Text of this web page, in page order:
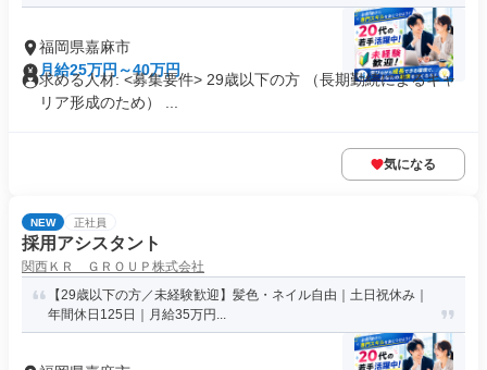
福岡県嘉麻市
月給25万円～40万円
求める人材: <募集要件> 29歳以下の方 （長期勤続によるキャ
リア形成のため） ...
気になる
NEW 正社員
採用アシスタント
関西ＫＲ ＧＲＯＵＰ株式会社
【29歳以下の方／未経験歓迎】髪色・ネイル自由｜土日祝休み｜
年間休日125日｜月給35万円...